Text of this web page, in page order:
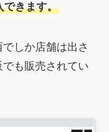
できます。
しか店舗は出さ
も販売されてい